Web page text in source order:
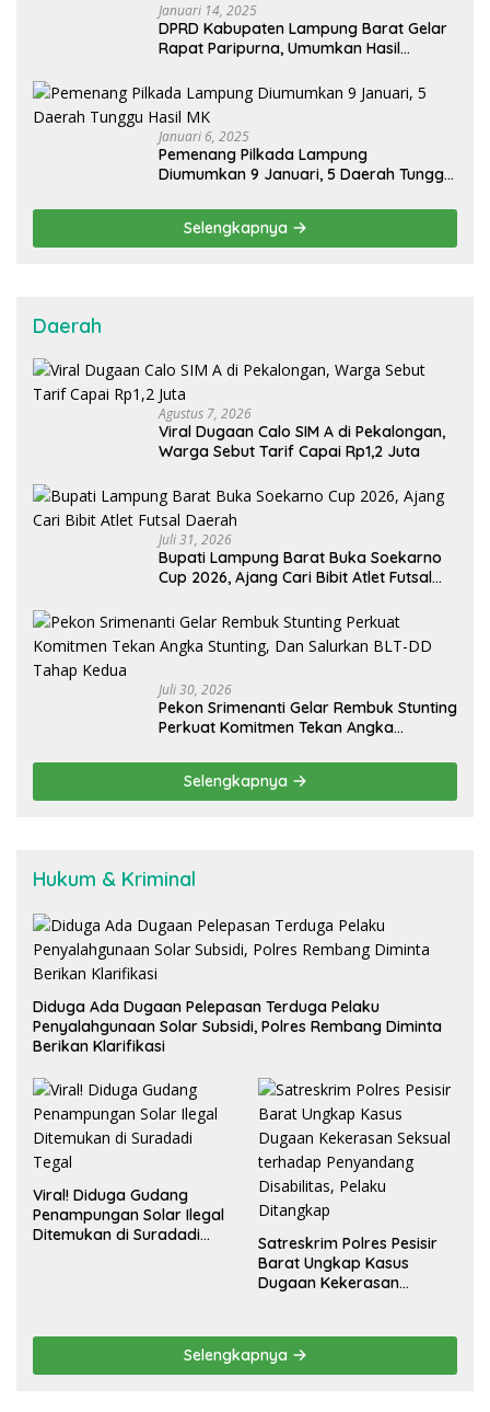
Januari 14, 2025
DPRD Kabupaten Lampung Barat Gelar
Rapat Paripurna, Umumkan Hasil
Januari 6, 2025
Pemenang Pilkada Lampung
Diumumkan 9 Januari, 5 Daerah Tunggu
Selengkapnya
Daerah
Agustus 7, 2026
Viral Dugaan Calo SIM A di Pekalongan,
Warga Sebut Tarif Capai Rp1,2 Juta
Juli 31, 2026
Bupati Lampung Barat Buka Soekarno
Cup 2026, Ajang Cari Bibit Atlet Futsal
Juli 30, 2026
Pekon Srimenanti Gelar Rembuk Stunting
Perkuat Komitmen Tekan Angka
Kedua
Selengkapnya
Hukum & Kriminal
Diduga Ada Dugaan Pelepasan Terduga Pelaku
Penyalahgunaan Solar Subsidi, Polres Rembang Diminta
Berikan Klarifikasi
Viral! Diduga Gudang
Penampungan Solar Ilegal
Ditemukan di Suradadi
Satreskrim Polres Pesisir
Barat Ungkap Kasus
Dugaan Kekerasan
Pelaku Ditangkap
Selengkapnya